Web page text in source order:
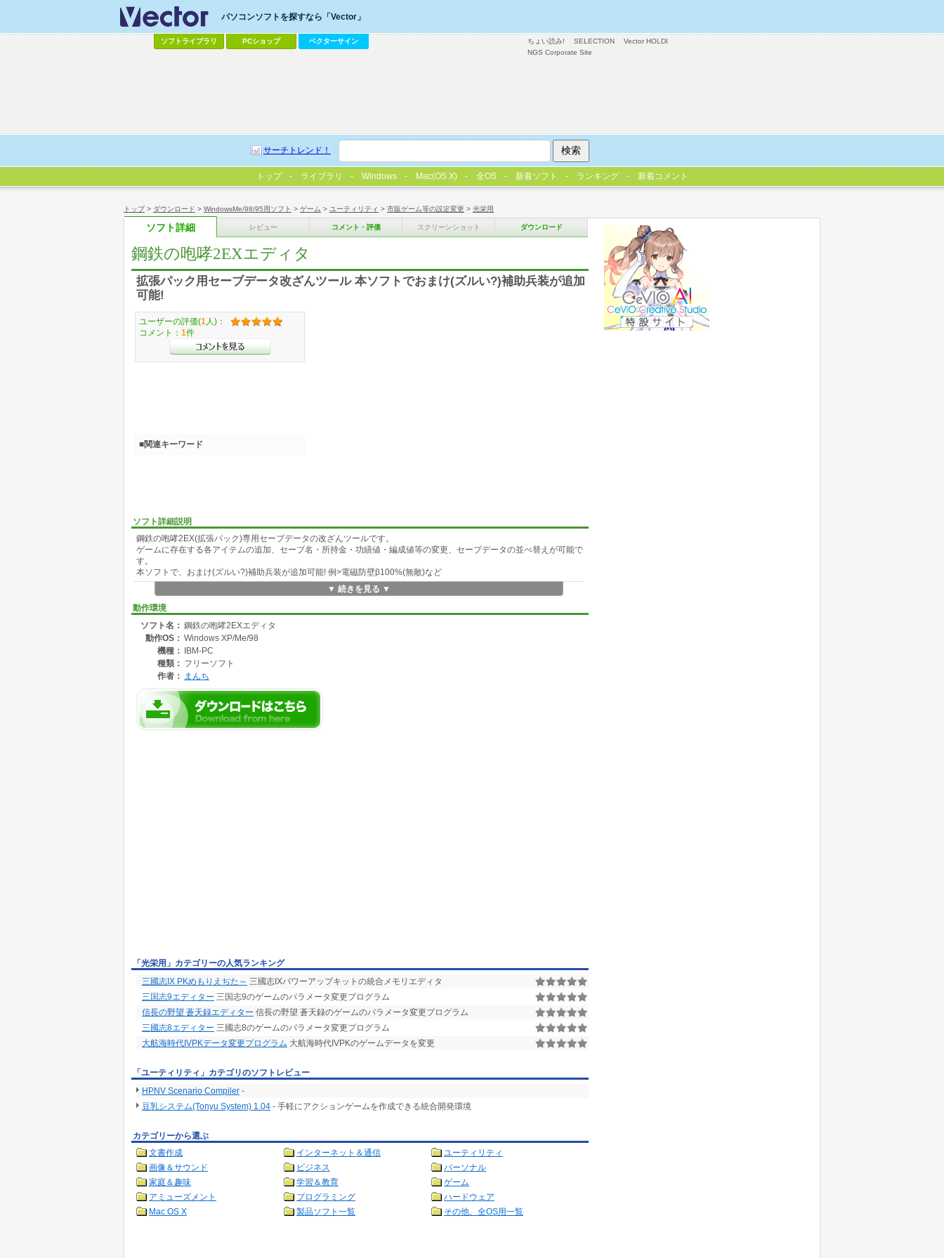
トップ> ダウンロード > WindowsMe/98/95用ソフト > ゲーム > ユーティリティ > 市販ゲーム等の設定変更 > 光栄用
ソフト詳細 レビュー コメント・評価 スクリーンショット ダウンロード
鋼鉄の咆哮2EXエディタ
拡張パック用セーブデータ改ざんツール 本ソフトでおまけ(ズルい?)補助兵装が追加
可能!
ソフト詳細説明
鋼鉄の咆哮2EX(拡張パック)専用セーブデータの改ざんツールです。
ゲームに存在する各アイテムの追加、セーブ名・所持金・功績値・編成値等の変更、セーブデータの並べ替えが可能で
す。
本ソフトで、おまけ(ズルい?)補助兵装が追加可能! 例>電磁防壁β100%(無敵)など
▼ 続きを見る ▼
動作環境
ソフト名： 鋼鉄の咆哮2EXエディタ
動作OS： Windows XP/Me/98
機種：
IBM-PC
種類： フリーソフト
作者：
まんち
ユーザーの評価(1 人)：
コメント： 1件
■関連キーワード
「光栄用」カテゴリーの人気ランキング
三國志IX PKめもりえぢた～ 三國志IXパワーアップキットの統合メモリエディタ
三国志9エディター 三国志9のゲームのパラメータ変更プログラム
信長の野望 蒼天録エディター 信長の野望 蒼天録のゲームのパラメータ変更プログラム
三國志8エディター 三國志8のゲームのパラメータ変更プログラム
大航海時代IVPKデータ変更プログラム 大航海時代IVPKのゲームデータを変更
「ユーティリティ」カテゴリのソフトレビュー
HPNV Scenario Compiler -
豆乳システム(Tonyu System) 1.04 - 手軽にアクションゲームを作成できる統合開発環境
カテゴリーから選ぶ
文書作成
インターネット＆通信
ユーティリティ
画像＆サウンド
ビジネス
パーソナル
家庭＆趣味
学習＆教育
ゲーム
アミューズメント
プログラミング
ハードウェア
Mac OS X
製品ソフト一覧 その他、全OS用一覧
ちょい読み! SELECTION
Vector HOLDI
NGS Corporate Site
パソコンソフトを探すなら「Vector」
ソフトライブラリ PCショップ ベクターサイン
サーチトレンド！
トップ ライブラリ Windows Mac(OS X) 全OS 新着ソフト ランキング 新着コメント